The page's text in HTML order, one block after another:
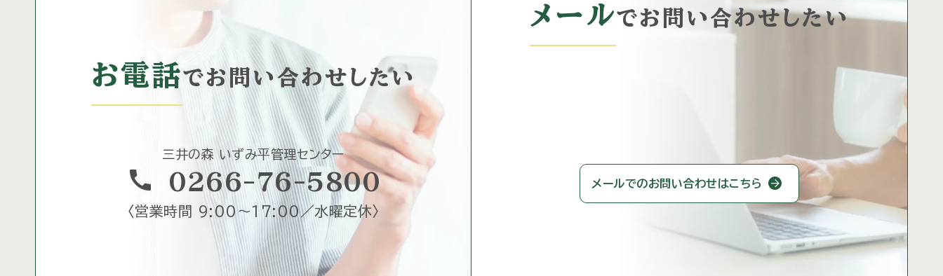
お電話でお問い合わせしたい
三井の森 いずみ平管理センター
call 0266-76-5800
〈営業時間 9:00～17:00／水曜定休〉
メールでお問い合わせしたい
メールでのお問い合わせはこちら